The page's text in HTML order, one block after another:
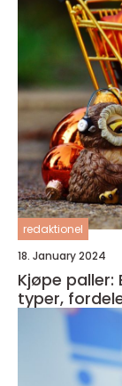
redaktionel
18. January 2024
Kjøpe
typer,